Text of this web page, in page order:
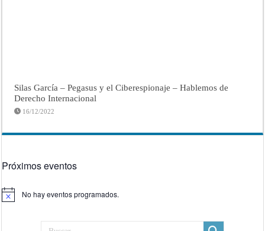
Silas García – Pegasus y el Ciberespionaje – Hablemos de
Derecho Internacional
16/12/2022
Próximos eventos
Aviso No hay eventos programados.